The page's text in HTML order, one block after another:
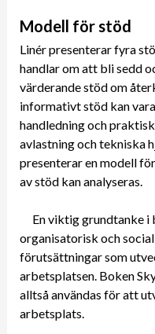
Modell för stöd
Linér presenterar fyra
handlar om att bli sedd
värderande stöd om
informativt stöd kan
handledning och
avlastning och tekniska
presenterar en modell
av stöd kan analyseras.
En viktig grundtanke i
organisatorisk och
förutsättningar som
arbetsplatsen. Boken
alltså användas för att
arbetsplats.